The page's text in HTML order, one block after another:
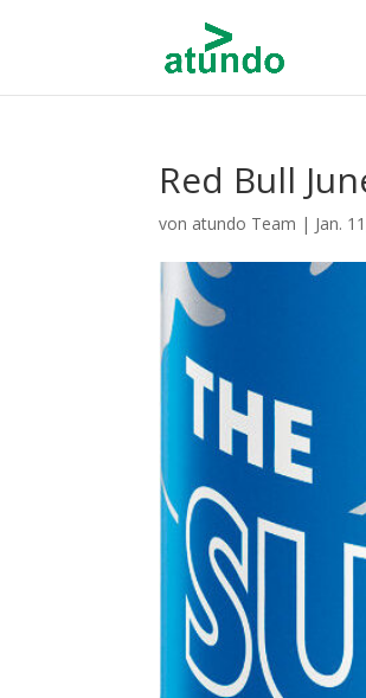
Red Bull
von atundo Team | Jan.